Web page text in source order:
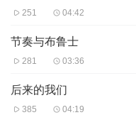
251 04:42
节奏与布鲁士
281 03:36
后来的我们
385 04:19